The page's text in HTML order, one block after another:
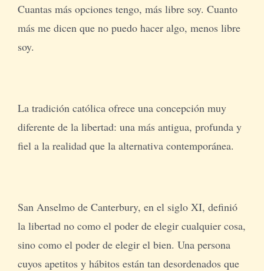
Cuantas más opciones tengo, más libre soy. Cuanto
más me dicen que no puedo hacer algo, menos libre
soy.
La tradición católica ofrece una concepción muy
diferente de la libertad: una más antigua, profunda y
fiel a la realidad que la alternativa contemporánea.
San Anselmo de Canterbury, en el siglo XI, definió
la libertad no como el poder de elegir cualquier cosa,
sino como el poder de elegir el bien. Una persona
cuyos apetitos y hábitos están tan desordenados que